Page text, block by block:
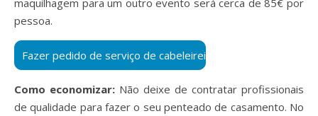
pessoa.
Como economizar: Não deixe de contratar profissionais
de qualidade para fazer o seu penteado de casamento. No